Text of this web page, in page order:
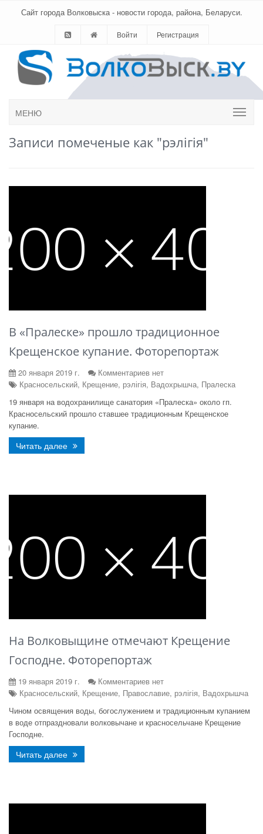
Сайт города Волковыска - новости города, района, Беларуси.
Войти Регистрация
МЕНЮ
Записи помеченые как "рэлігія"
В «Пралеске» прошло традиционное
Крещенское купание. Фоторепортаж
20 января 2019 г.
Комментариев нет
Красносельский, Крещение, рэлігія, Вадохрышча, Пралеска
19 января на водохранилище санатория «Пралеска» около гп.
Красносельский прошло ставшее традиционным Крещенское
купание.
Читать далее
На Волковыщине отмечают Крещение
Господне. Фоторепортаж
19 января 2019 г.
Комментариев нет
Красносельский, Крещение, Православие, рэлігія, Вадохрышча
Чином освящения воды, богослужением и традиционным купанием
в воде отпраздновали волковычане и красносельчане Крещение
Господне.
Читать далее